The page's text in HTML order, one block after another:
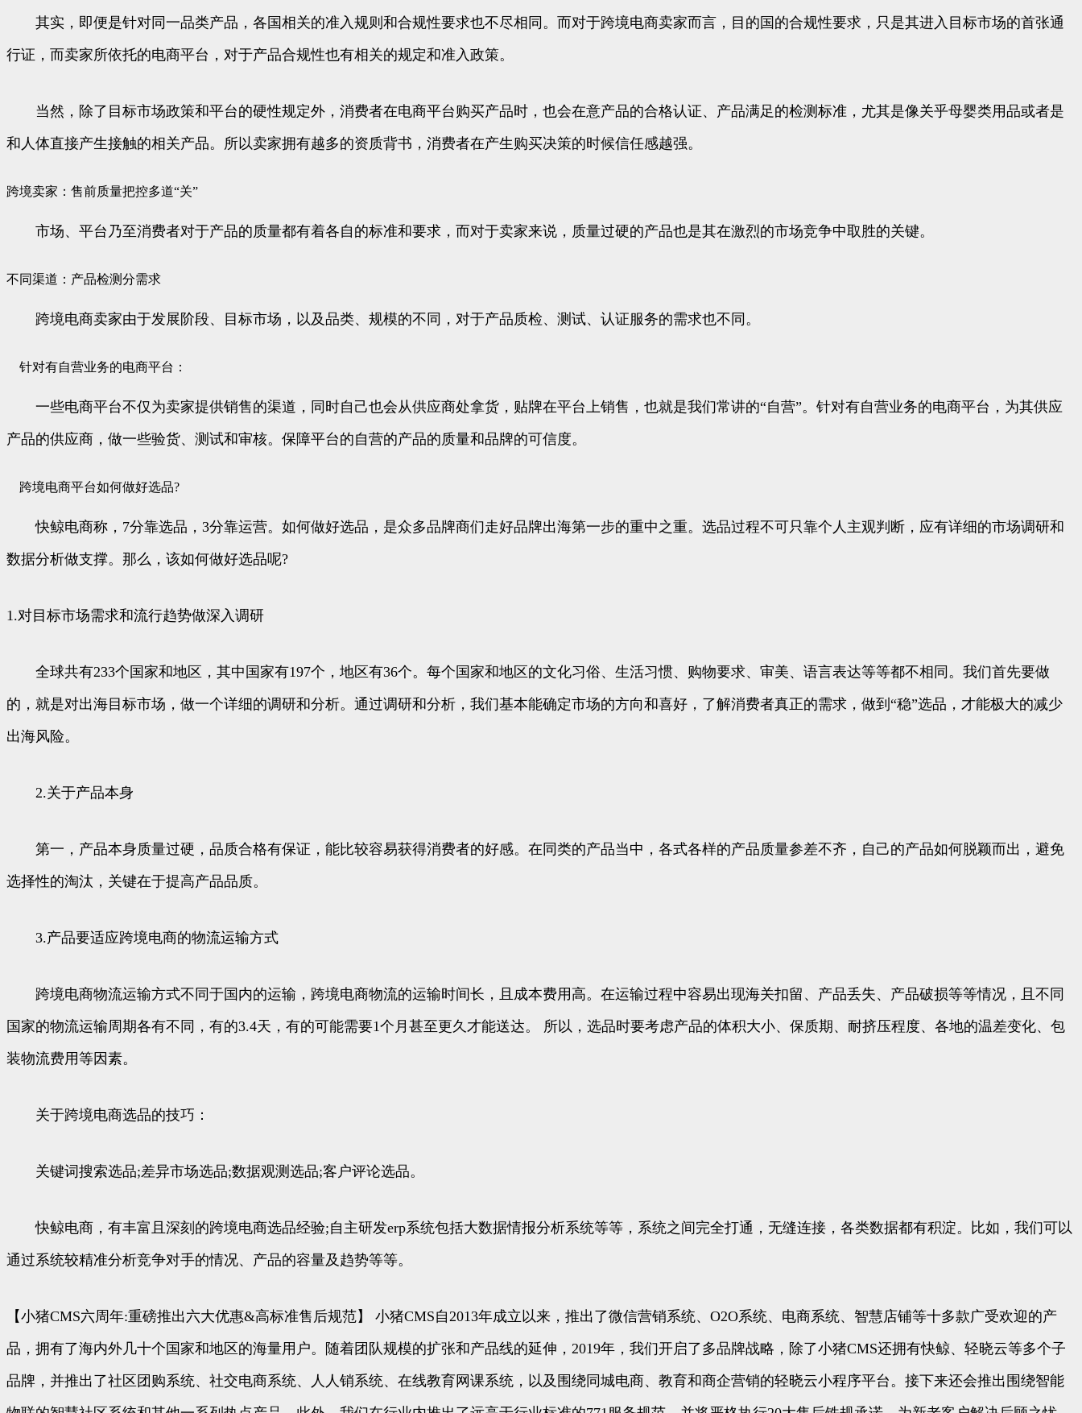
其实，即便是针对同一品类产品，各国相关的准入规则和合规性要求也不尽相同。而对于跨境电商卖家而言，目的国的合规性要求，只是其进入目标市场的首张通
行证，而卖家所依托的电商平台，对于产品合规性也有相关的规定和准入政策。
当然，除了目标市场政策和平台的硬性规定外，消费者在电商平台购买产品时，也会在意产品的合格认证、产品满足的检测标准，尤其是像关乎母婴类用品或者是
和人体直接产生接触的相关产品。所以卖家拥有越多的资质背书，消费者在产生购买决策的时候信任感越强。
跨境卖家：售前质量把控多道“关”
市场、平台乃至消费者对于产品的质量都有着各自的标准和要求，而对于卖家来说，质量过硬的产品也是其在激烈的市场竞争中取胜的关键。
不同渠道：产品检测分需求
跨境电商卖家由于发展阶段、目标市场，以及品类、规模的不同，对于产品质检、测试、认证服务的需求也不同。
针对有自营业务的电商平台：
一些电商平台不仅为卖家提供销售的渠道，同时自己也会从供应商处拿货，贴牌在平台上销售，也就是我们常讲的“自营”。针对有自营业务的电商平台，为其供应
产品的供应商，做一些验货、测试和审核。保障平台的自营的产品的质量和品牌的可信度。
跨境电商平台如何做好选品?
快鲸电商称，7分靠选品，3分靠运营。如何做好选品，是众多品牌商们走好品牌出海第一步的重中之重。选品过程不可只靠个人主观判断，应有详细的市场调研和
数据分析做支撑。那么，该如何做好选品呢?
1.对目标市场需求和流行趋势做深入调研
全球共有233个国家和地区，其中国家有197个，地区有36个。每个国家和地区的文化习俗、生活习惯、购物要求、审美、语言表达等等都不相同。我们首先要做
的，就是对出海目标市场，做一个详细的调研和分析。通过调研和分析，我们基本能确定市场的方向和喜好，了解消费者真正的需求，做到“稳”选品，才能极大的减少
出海风险。
2.关于产品本身
第一，产品本身质量过硬，品质合格有保证，能比较容易获得消费者的好感。在同类的产品当中，各式各样的产品质量参差不齐，自己的产品如何脱颖而出，避免
选择性的淘汰，关键在于提高产品品质。
3.产品要适应跨境电商的物流运输方式
跨境电商物流运输方式不同于国内的运输，跨境电商物流的运输时间长，且成本费用高。在运输过程中容易出现海关扣留、产品丢失、产品破损等等情况，且不同
国家的物流运输周期各有不同，有的3.4天，有的可能需要1个月甚至更久才能送达。 所以，选品时要考虑产品的体积大小、保质期、耐挤压程度、各地的温差变化、包
装物流费用等因素。
关于跨境电商选品的技巧：
关键词搜索选品;差异市场选品;数据观测选品;客户评论选品。
快鲸电商，有丰富且深刻的跨境电商选品经验;自主研发erp系统包括大数据情报分析系统等等，系统之间完全打通，无缝连接，各类数据都有积淀。比如，我们可以
通过系统较精准分析竞争对手的情况、产品的容量及趋势等等。
【小猪CMS六周年:重磅推出六大优惠&高标准售后规范】 小猪CMS自2013年成立以来，推出了微信营销系统、O2O系统、电商系统、智慧店铺等十多款广受欢迎的产
品，拥有了海内外几十个国家和地区的海量用户。随着团队规模的扩张和产品线的延伸，2019年，我们开启了多品牌战略，除了小猪CMS还拥有快鲸、轻晓云等多个子
品牌，并推出了社区团购系统、社交电商系统、人人销系统、在线教育网课系统，以及围绕同城电商、教育和商企营销的轻晓云小程序平台。接下来还会推出围绕智能